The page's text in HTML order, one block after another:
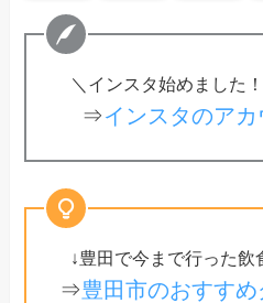
＼インスタ始めました
⇒インスタのア
↓豊田で今まで行った飲
⇒豊田市のおすす